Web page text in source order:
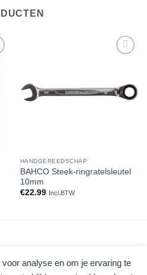
analyse en om je ervaring te
HANDGEREEDSCHAP
BAHCO Steek-ringratelsleutel
10mm
€22.99 Incl.BTW